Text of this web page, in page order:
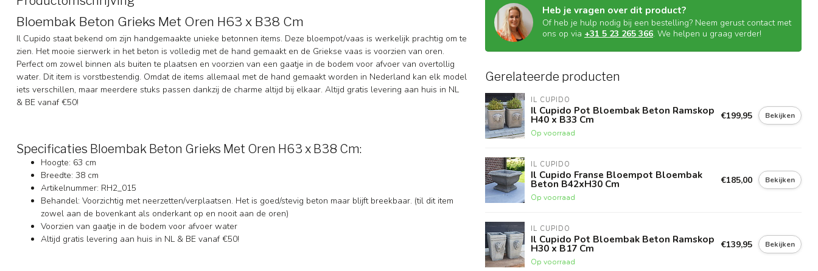
Bloembak Beton Grieks Met Oren H63 x B38 Cm
Il Cupido staat bekend om zijn handgemaakte unieke betonnen items. Deze bloempot/vaas is werkelijk prachtig om te
zien. Het mooie sierwerk in het beton is volledig met de hand gemaakt en de Griekse vaas is voorzien van oren.
Perfect om zowel binnen als buiten te plaatsen en voorzien van een gaatje in de bodem voor afvoer van overtollig
water. Dit item is vorstbestendig. Omdat de items allemaal met de hand gemaakt worden in Nederland kan elk model
iets verschillen, maar meerdere stuks passen dankzij de charme altijd bij elkaar. Altijd gratis levering aan huis in NL
& BE vanaf €50!
Specificaties Bloembak Beton Grieks Met Oren H63 x B38 Cm:
Hoogte: 63 cm
Breedte: 38 cm
Artikelnummer: RH2_015
Behandel: Voorzichtig met neerzetten/verplaatsen. Het is goed/stevig beton maar blijft breekbaar. (til dit item
zowel aan de bovenkant als onderkant op en nooit aan de oren)
Voorzien van gaatje in de bodem voor afvoer water
Altijd gratis levering aan huis in NL & BE vanaf €50!
Heb je vragen over dit product?
Of heb je hulp nodig bij een bestelling? Neem gerust contact met
ons op via +31 5 23 265 366. We helpen u graag verder!
Gerelateerde producten
IL CUPIDO
Il Cupido Pot Bloembak Beton Ramskop
H40 x B33 Cm
Op voorraad
€199,95 Bekijken
IL CUPIDO
Il Cupido Franse Bloempot Bloembak
Beton B42xH30 Cm
Op voorraad
€185,00 Bekijken
IL CUPIDO
Il Cupido Pot Bloembak Beton Ramskop
H30 x B17 Cm
Op voorraad
€139,95 Bekijken